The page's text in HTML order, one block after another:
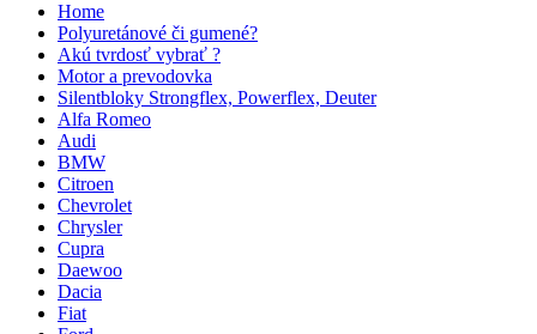
Home
Polyuretánové či gumené?
Akú tvrdosť vybrať ?
Motor a prevodovka
Silentbloky Strongflex, Powerflex, Deuter
Alfa Romeo
Audi
BMW
Citroen
Chevrolet
Chrysler
Cupra
Daewoo
Dacia
Fiat